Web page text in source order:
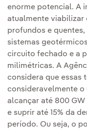
enorme potencial. A
atualmente viabilizar
profundos e
sistemas
circuito fechado e a
milimétricas. A
considera que essas
consideravelmente
alcançar até 800
e suprir até 15% da
período. Ou seja, o